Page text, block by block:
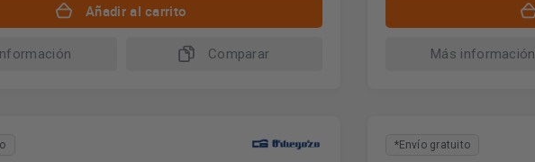
Añadir al carrito
Comparar Más información
*Envío gratuito